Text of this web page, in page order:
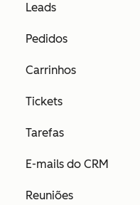
Leads
Pedidos
Carrinhos
Tickets
Tarefas
E-mails do CRM
Reuniões